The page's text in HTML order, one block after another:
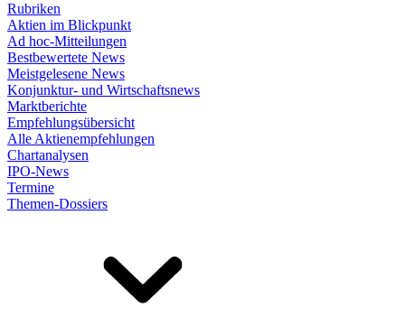
Rubriken
Aktien im Blickpunkt
Ad hoc-Mitteilungen
Bestbewertete News
Meistgelesene News
Konjunktur- und Wirtschaftsnews
Marktberichte
Empfehlungsübersicht
Alle Aktienempfehlungen
Chartanalysen
IPO-News
Termine
Themen-Dossiers